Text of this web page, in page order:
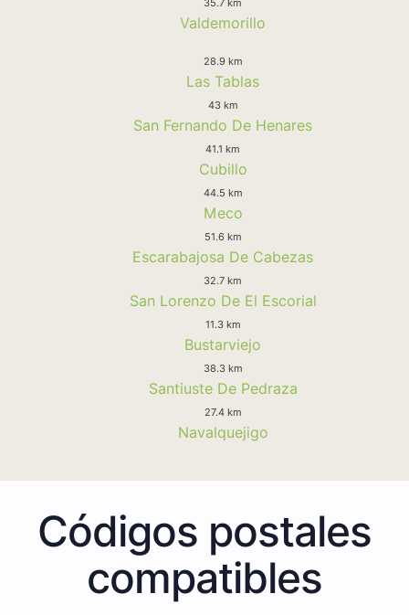
Valdemorillo
28.9 km
Las Tablas
43 km
San Fernando De Henares
41.1 km
Cubillo
44.5 km
Meco
51.6 km
Escarabajosa De Cabezas
32.7 km
San Lorenzo De El Escorial
11.3 km
Bustarviejo
38.3 km
Santiuste De Pedraza
27.4 km
Navalquejigo
Códigos postales
compatibles